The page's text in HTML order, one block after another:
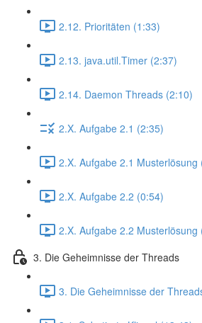
2.12. Prioritäten (1:33)
2.13. java.util.Timer (2:37)
2.14. Daemon Threads (2:10)
2.X. Aufgabe 2.1 (2:35)
2.X. Aufgabe 2.1 Musterlösung
2.X. Aufgabe 2.2 (0:54)
2.X. Aufgabe 2.2 Musterlösung
3. Die Geheimnisse der Threads
3. Die Geheimnisse der